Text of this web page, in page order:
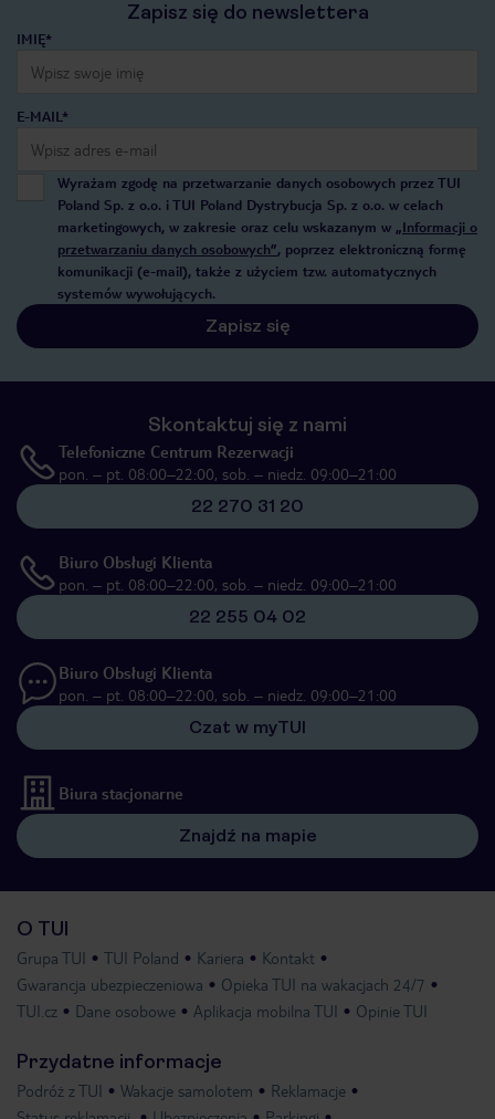
Zapisz się do newslettera
IMIĘ*
E-MAIL*
Wyrażam zgodę na przetwarzanie danych osobowych przez TUI
Poland Sp. z o.o. i TUI Poland Dystrybucja Sp. z o.o. w celach
marketingowych, w zakresie oraz celu wskazanym w „Informacji o
przetwarzaniu danych osobowych”, poprzez elektroniczną formę
komunikacji (e-mail), także z użyciem tzw. automatycznych
systemów wywołujących.
Zapisz się
Skontaktuj się z nami
Telefoniczne Centrum Rezerwacji
pon. – pt. 08:00–22:00, sob. – niedz. 09:00–21:00
22 270 31 20
Biuro Obsługi Klienta
pon. – pt. 08:00–22:00, sob. – niedz. 09:00–21:00
22 255 04 02
Biuro Obsługi Klienta
pon. – pt. 08:00–22:00, sob. – niedz. 09:00–21:00
Czat w myTUI
Biura stacjonarne
Znajdź na mapie
O TUI
Grupa TUI TUI Poland Kariera
Kontakt
Gwarancja ubezpieczeniowa
Opieka TUI na wakacjach 24/7
TUI.cz
Dane osobowe Aplikacja mobilna TUI Opinie TUI
Przydatne informacje
Podróż z TUI Wakacje samolotem
Reklamacje